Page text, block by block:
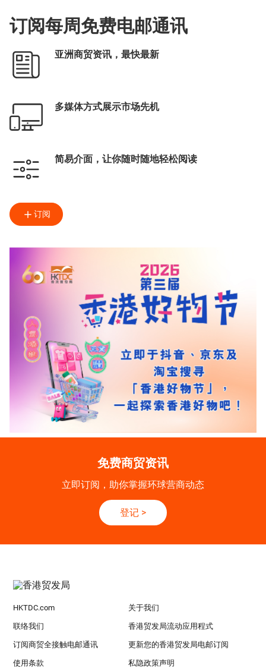
订阅每周免费电邮通讯
亚洲商贸资讯，最快最新
多媒体方式展示市场先机
简易介面，让你随时随地轻松阅读
订阅
免费商贸资讯
立即订阅，助你掌握环球营商动态
登记 >
HKTDC.com 关于我们
联络我们 香港贸发局流动应用程式
订阅商贸全接触电邮通讯 更新您的香港贸发局电邮订阅
使用条款 私隐政策声明